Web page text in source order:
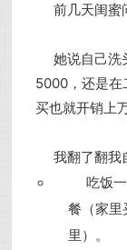
前几天闺蜜
她说自己洗
5000，还是在
买也就开销上
我翻了翻我
吃饭
餐（家里
里）。